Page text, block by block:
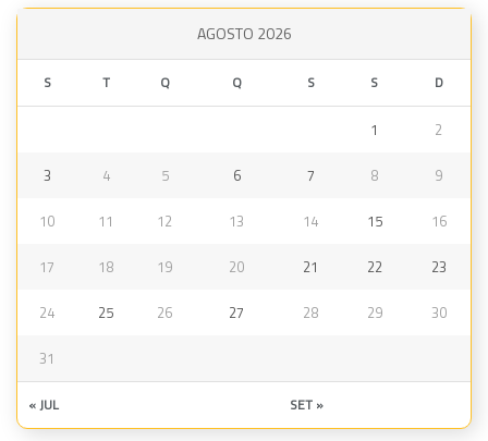
AGOSTO 2026
S T Q Q S S D
1 2
3 4 5 6 7 8 9
10 11 12 13 14 15 16
17 18 19 20 21 22 23
24 25 26 27 28 29 30
31
« JUL SET »